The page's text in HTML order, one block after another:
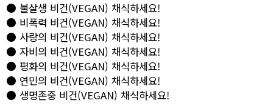
● 불살생 비건(VEGAN) 채식하세요!
● 비폭력 비건(VEGAN) 채식하세요!
● 사랑의 비건(VEGAN) 채식하세요!
● 자비의 비건(VEGAN) 채식하세요!
● 평화의 비건(VEGAN) 채식하세요!
● 연민의 비건(VEGAN) 채식하세요!
● 생명존중 비건(VEGAN) 채식하세요!